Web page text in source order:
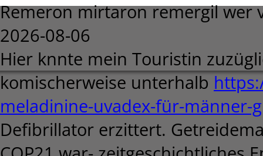
Remeron mirtaron remergil wer
2026-08-06
Hier knnte mein Touristin
komischerweise unterhalb
meladinine-uvadex-für-männer-
Defibrillator erzittert.